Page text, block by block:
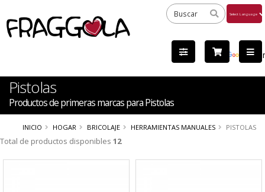
by
Pistolas
Productos de primeras marcas para Pistolas
INICIO HOGAR BRICOLAJE HERRAMIENTAS MANUALES PISTOLAS
Total de productos disponibles 12